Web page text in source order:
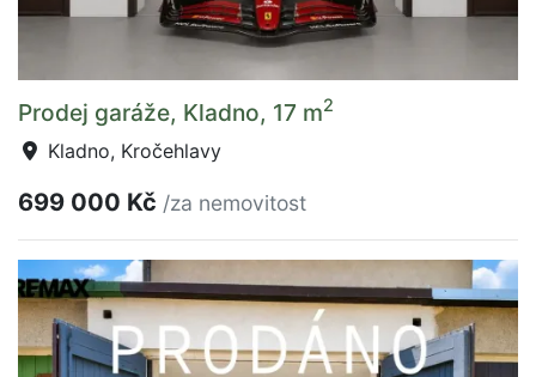
Prodej garáže, Kladno, 17 m2
Kladno, Kročehlavy
699 000 Kč /za nemovitost